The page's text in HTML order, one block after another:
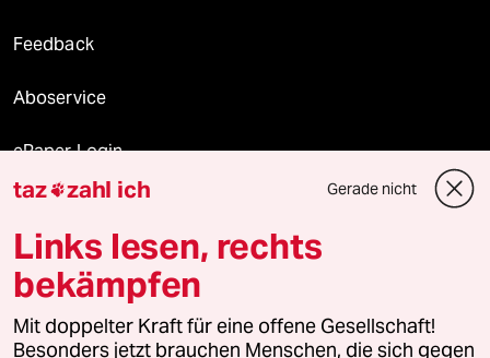
Feedback
Aboservice
ePaper Login
Downloads für Abonnierende
© 2026 taz Verlags und Vertriebs GmbH
Alle Rechte vorbehalten. Bei rechtlichen Fragen oder für Genehmigungen
wenden Sie sich bitte an lizenzen@taz.de
taz zahl ich Gerade nicht
Links lesen, rechts
bekämpfen
Mit doppelter Kraft für eine offene Gesellschaft!
Besonders jetzt brauchen Menschen, die sich gegen